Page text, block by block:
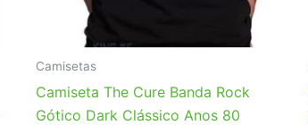
Camisetas
Camiseta The Cure Banda Rock
Gótico Dark Clássico Anos 80